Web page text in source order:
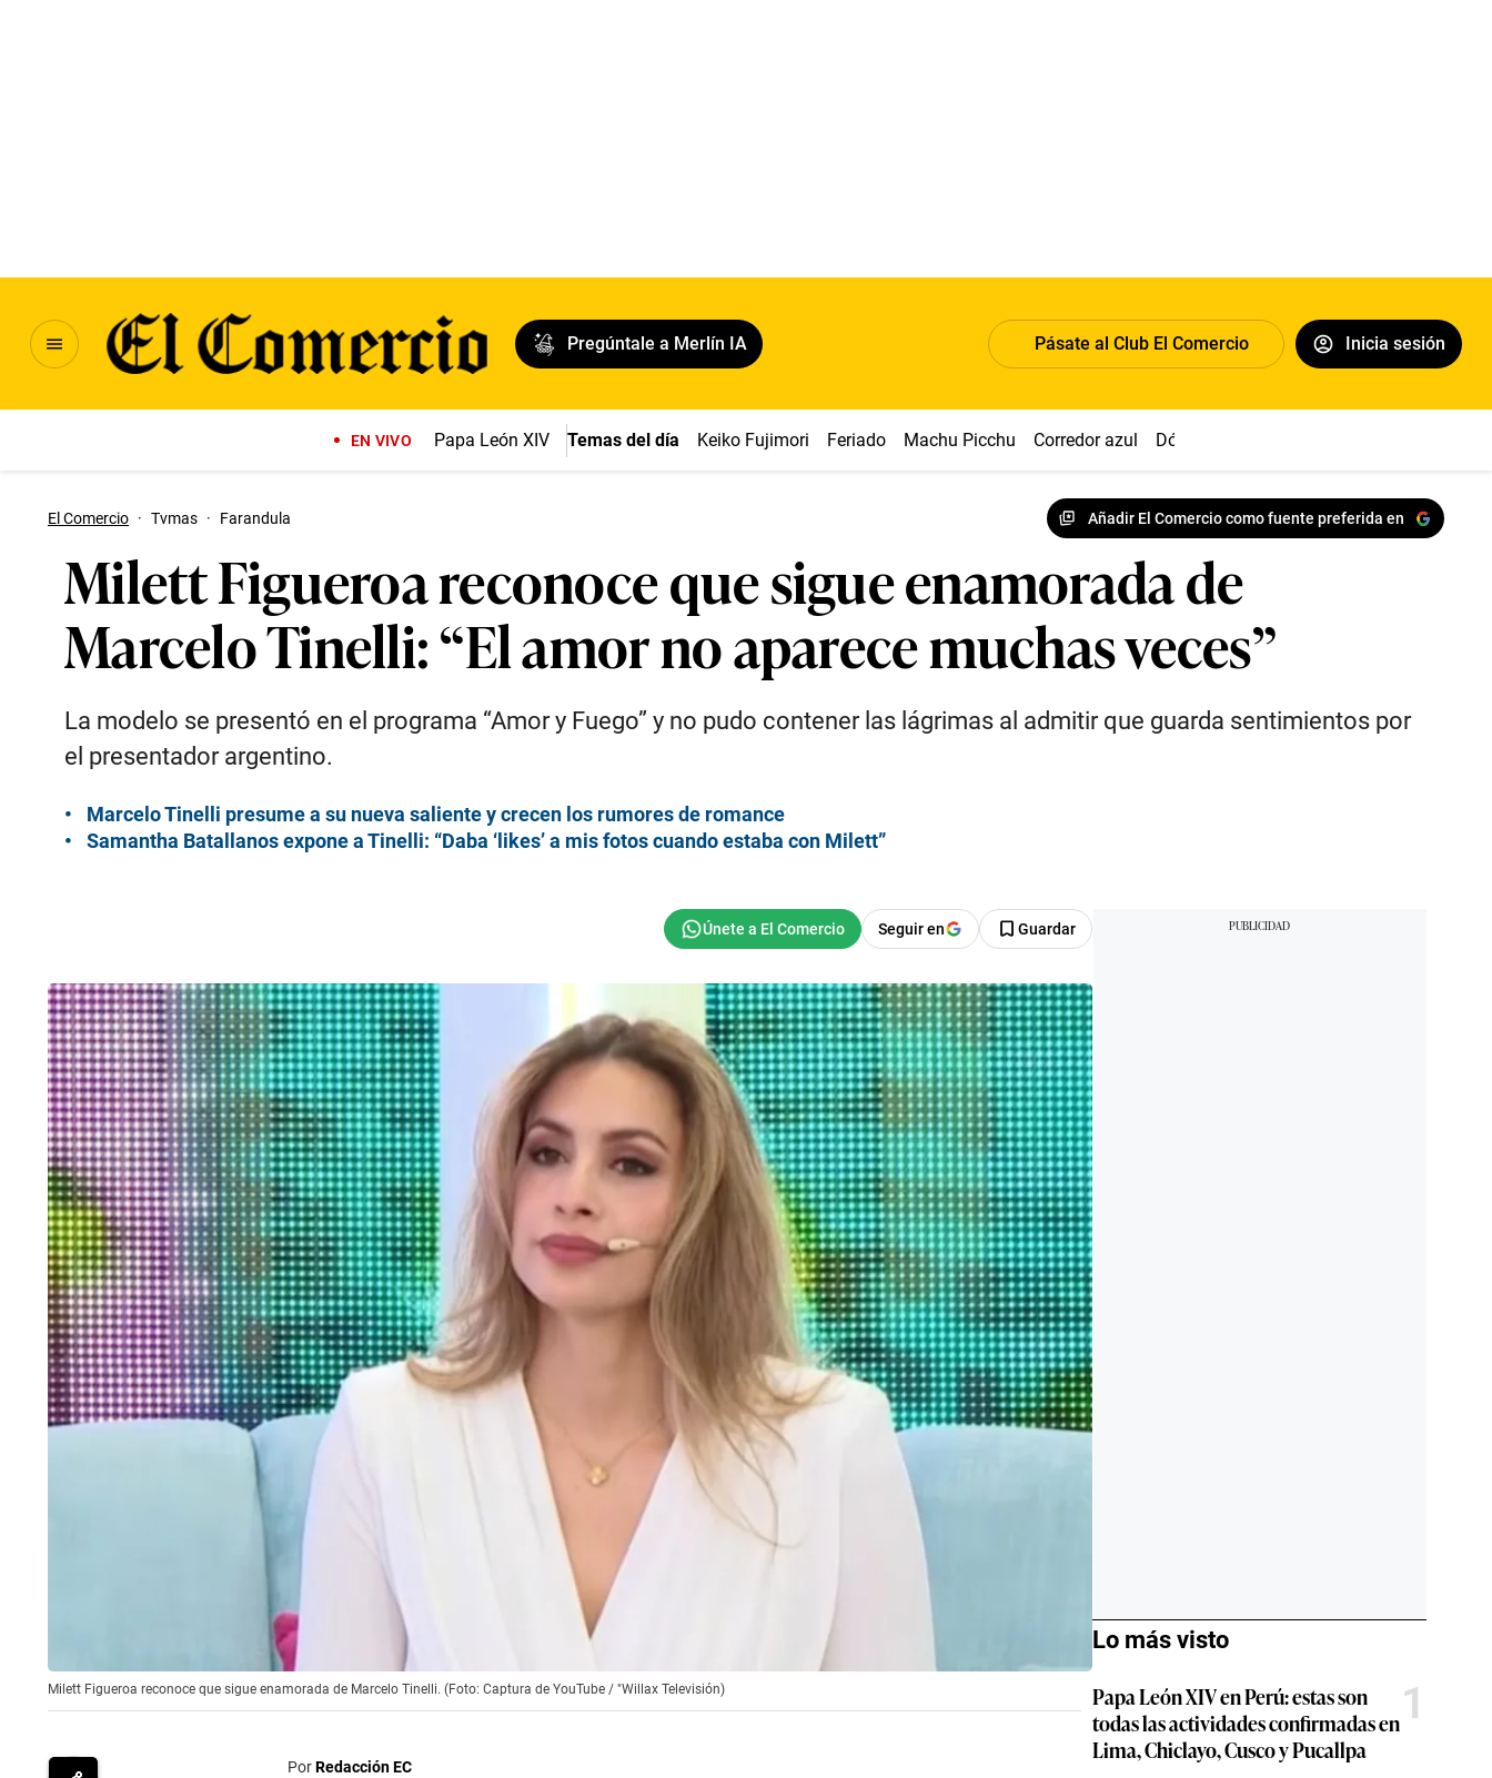
Pregúntale a Merlín IA Pásate al Club El Comercio Inicia sesión
EN VIVO Papa León XIV Temas del día Keiko Fujimori Feriado Machu Picchu Corredor azul Dólar
El Comercio · Tvmas · Farandula Añadir El Comercio como fuente preferida en
Milett Figueroa reconoce que sigue enamorada de
Marcelo Tinelli: “El amor no aparece muchas veces”
La modelo se presentó en el programa “Amor y Fuego” y no pudo contener las lágrimas al admitir que guarda sentimientos por
el presentador argentino.
Marcelo Tinelli presume a su nueva saliente y crecen los rumores de romance
Samantha Batallanos expone a Tinelli: “Daba ‘likes’ a mis fotos cuando estaba con Milett”
Seguir en Guardar
Milett Figueroa reconoce que sigue enamorada de Marcelo Tinelli. (Foto: Captura de YouTube / "Willax Televisión)
PorRedacción EC
Lo más visto
Papa León XIV en Perú: estas son
todas las actividades confirmadas en
Lima, Chiclayo, Cusco y Pucallpa
1